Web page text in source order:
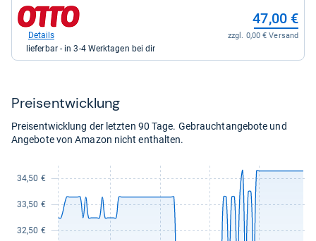
DE
für
43,97
kaufen.
zum
Shop:
Otto.de
47,00 €
zzgl. 0,00 € Versand
Details
lieferbar - in 3-4 Werktagen bei dir
Preis­ent­wick­lung
Preisentwicklung der letzten 90 Tage. Gebrauchtangebote und
Angebote von Amazon nicht enthalten.